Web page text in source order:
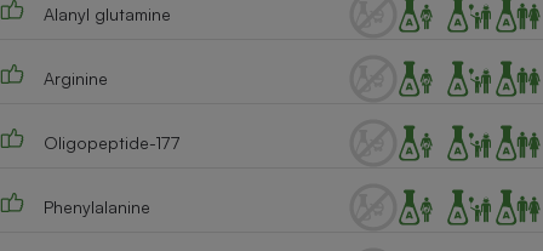
Alanyl glutamine
Arginine
Oligopeptide-177
Phenylalanine